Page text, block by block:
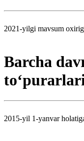
2021-yilgi mavsum
Barcha
2015-yil 1-yanvar